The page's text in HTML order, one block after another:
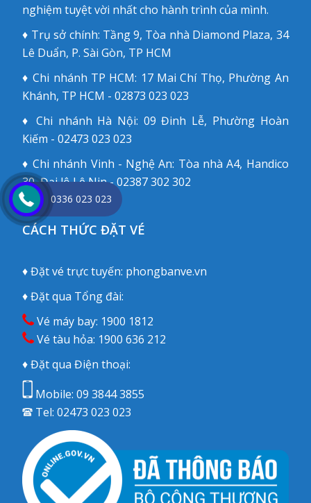
nghiệm tuyệt vời nhất cho hành trình của mình.
♦ Trụ sở chính: Tầng 9, Tòa nhà Diamond Plaza, 34
Lê Duẩn, P. Sài Gòn, TP HCM
♦ Chi nhánh TP HCM: 17 Mai Chí Thọ, Phường An
Khánh, TP HCM - 02873 023 023
♦ Chi nhánh Hà Nội: 09 Đinh Lễ, Phường Hoàn
Kiếm - 02473 023 023
♦ Chi nhánh Vinh - Nghệ An: Tòa nhà A4, Handico
30, Đại lộ Lê Nin - 02387 302 302
CÁCH THỨC ĐẶT VÉ
♦ Đặt vé trực tuyến: phongbanve.vn
♦ Đặt qua Tổng đài:
Vé máy bay: 1900 1812
Vé tàu hỏa: 1900 636 212
♦ Đặt qua Điện thoại:
Mobile:09 3844 3855
Tel:02473 023 023
0336 023 023